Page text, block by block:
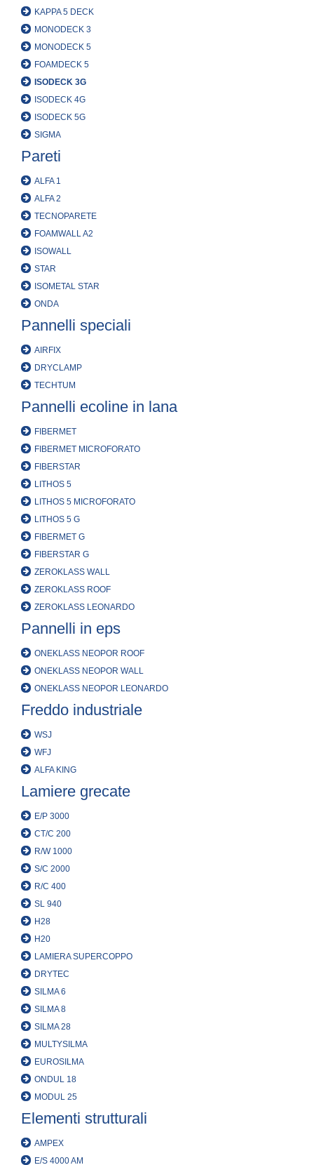
KAPPA 5 DECK
MONODECK 3
MONODECK 5
FOAMDECK 5
ISODECK 3G
ISODECK 4G
ISODECK 5G
SIGMA
Pareti
ALFA 1
ALFA 2
TECNOPARETE
FOAMWALL A2
ISOWALL
STAR
ISOMETAL STAR
ONDA
Pannelli speciali
AIRFIX
DRYCLAMP
TECHTUM
Pannelli ecoline in lana
FIBERMET
FIBERMET MICROFORATO
FIBERSTAR
LITHOS 5
LITHOS 5 MICROFORATO
LITHOS 5 G
FIBERMET G
FIBERSTAR G
ZEROKLASS WALL
ZEROKLASS ROOF
ZEROKLASS LEONARDO
Pannelli in eps
ONEKLASS NEOPOR ROOF
ONEKLASS NEOPOR WALL
ONEKLASS NEOPOR LEONARDO
Freddo industriale
WSJ
WFJ
ALFA KING
Lamiere grecate
E/P 3000
CT/C 200
R/W 1000
S/C 2000
R/C 400
SL 940
H28
H20
LAMIERA SUPERCOPPO
DRYTEC
SILMA 6
SILMA 8
SILMA 28
MULTYSILMA
EUROSILMA
ONDUL 18
MODUL 25
Elementi strutturali
AMPEX
E/S 4000 AM